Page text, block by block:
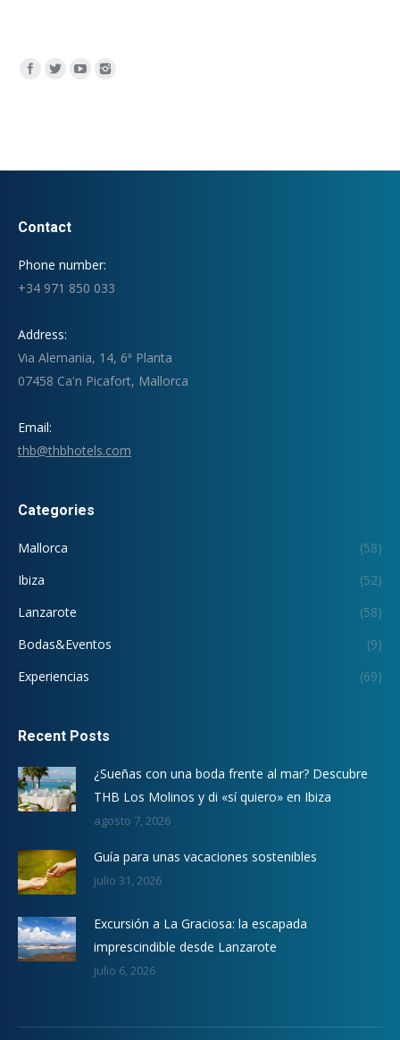
Encuéntranos en:
Contact
Phone number:
+34 971 850 033
Address:
Via Alemania, 14, 6ª Planta
07458 Ca'n Picafort, Mallorca
Email:
thb@thbhotels.com
Categories
Mallorca
(58)
Ibiza
(52)
Lanzarote
(58)
Bodas&Eventos
(9)
Experiencias
(69)
Recent Posts
¿Sueñas con una boda frente al mar? Descubre
THB Los Molinos y di «sí quiero» en Ibiza
agosto 7, 2026
Guía para unas vacaciones sostenibles
julio 31, 2026
Excursión a La Graciosa: la escapada
imprescindible desde Lanzarote
julio 6, 2026